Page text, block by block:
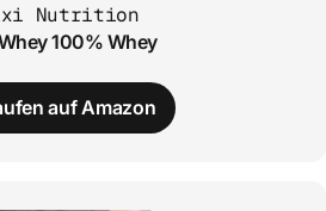
Nutrition
100% Whey
auf Amazon